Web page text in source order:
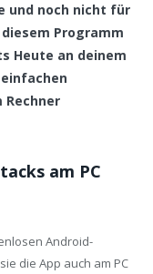
und noch nicht für
Programm
Heute an deinem
Rechner
am PC
Android-
die App auch am PC